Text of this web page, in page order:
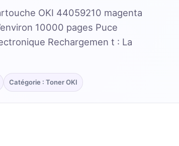
OKI 44059210 magenta
10000 pages Puce
Rechargemen t : La
Catégorie : Toner OKI